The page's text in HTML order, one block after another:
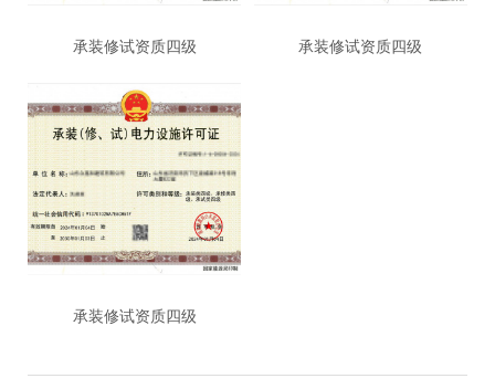
承装修试资质四级 承装修试资质四级
承装修试资质四级